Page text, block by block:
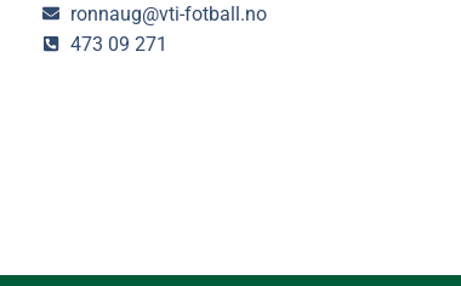
ronnaug@vti-fotball.no
473 09 271